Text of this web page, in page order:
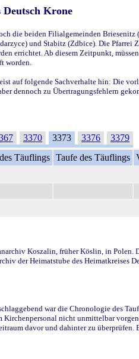
Krone
die beiden Filialgemeinden
und Stabitz (Zdbice). Die
errichtet. Ab diesem Zeitpunkt,
worden.
auf folgende Sachverhalte hin: Die
dennoch zu Übertragungsfehlern
3370 3373 3376
3379
Täuflings Taufe des Täuflings
Koszalin, früher Köslin, in
der Heimatstube des
war die Chronologie des
nicht unmittelbar
davor und dahinter zu